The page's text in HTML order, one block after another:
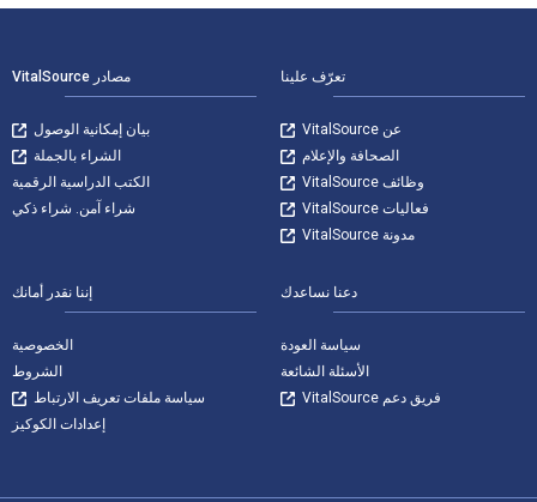
تعرّف علينا
عن VitalSource
الصحافة والإعلام
وظائف VitalSource
فعاليات VitalSource
مدونة VitalSource
مصادر VitalSource
بيان إمكانية الوصول
الشراء بالجملة
الكتب الدراسية الرقمية
شراء آمن. شراء ذكي
دعنا نساعدك
سياسة العودة
الأسئلة الشائعة
فريق دعم VitalSource
إننا نقدر أمانك
الخصوصية
الشروط
سياسة ملفات تعريف الارتباط
إعدادات الكوكيز